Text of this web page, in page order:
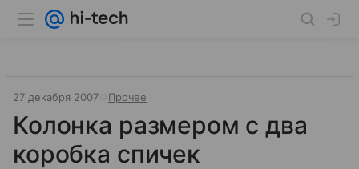
27 декабря 2007 Прочее
Колонка размером с два
коробка спичек